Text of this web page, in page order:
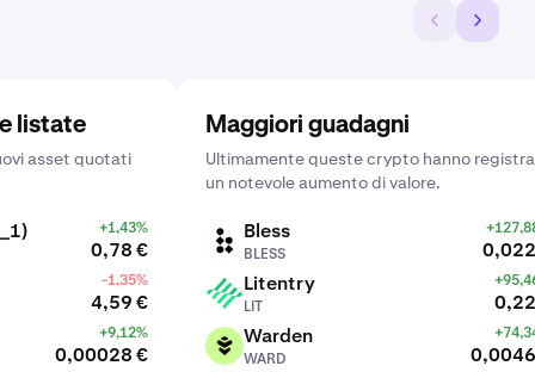
listate
asset quotati
+1,43%
0,78 €
-1,35%
4,59 €
+9,12%
0,00028 €
Maggiori guadagni
Ultimamente queste crypto hanno
un notevole aumento di valore.
BLESS Bless
BLESS
LIT Litentry
LIT
WARD Warden
WARD